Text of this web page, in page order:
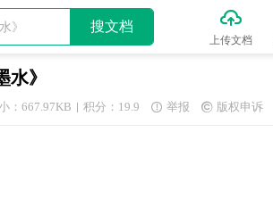
搜文档 
上传文档
》
：667.97KB 积分：19.9  举报  版权申诉